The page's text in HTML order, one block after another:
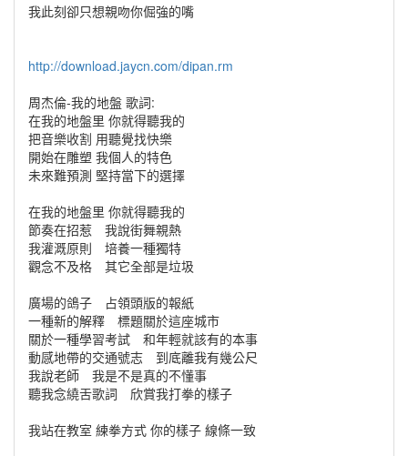
我此刻卻只想親吻你倔強的嘴
http://download.jaycn.com/dipan.rm
周杰倫-我的地盤 歌詞:
在我的地盤里 你就得聽我的
把音樂收割 用聽覺找快樂
開始在雕塑 我個人的特色
未來難預測 堅持當下的選擇
在我的地盤里 你就得聽我的
節奏在招惹 我說街舞親熱
我灌溉原則 培養一種獨特
觀念不及格 其它全部是垃圾
廣場的鴿子 占領頭版的報紙
一種新的解釋 標題關於這座城市
關於一種學習考試 和年輕就該有的本事
動感地帶的交通號志 到底離我有幾公尺
我說老師 我是不是真的不懂事
聽我念繞舌歌詞 欣賞我打拳的樣子
我站在教室 練拳方式 你的樣子 線條一致